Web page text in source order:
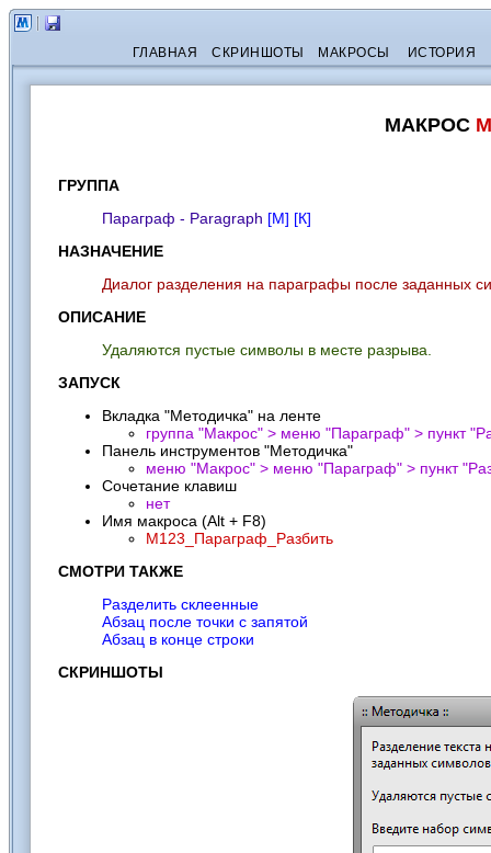
ГЛАВНАЯ СКРИНШОТЫ МАКРОСЫ ИСТОРИЯ
МАКРОС
ГРУППА
Параграф - Paragraph [М] [К]
НАЗНАЧЕНИЕ
Диалог разделения на параграфы после заданных
ОПИСАНИЕ
Удаляются пустые символы в месте разрыва.
ЗАПУСК
Вкладка "Методичка" на ленте
группа "Макрос" > меню "Параграф" > пункт "
Панель инструментов "Методичка"
меню "Макрос" > меню "Параграф" > пункт "
Сочетание клавиш
нет
Имя макроса (Alt + F8)
M123_Параграф_Разбить
СМОТРИ ТАКЖЕ
Разделить склеенные
Абзац после точки с запятой
Абзац в конце строки
СКРИНШОТЫ